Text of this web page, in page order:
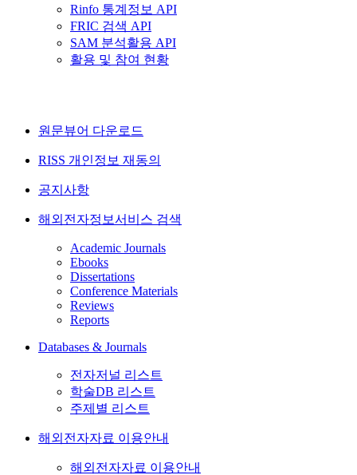
Rinfo 통계정보 API
FRIC 검색 API
SAM 분석활용 API
활용 및 참여 현황
원문뷰어 다운로드
RISS 개인정보 재동의
공지사항
해외전자정보서비스 검색
Academic Journals
Ebooks
Dissertations
Conference Materials
Reviews
Reports
Databases & Journals
전자저널 리스트
학술DB 리스트
주제별 리스트
해외전자자료 이용안내
해외전자자료 이용안내